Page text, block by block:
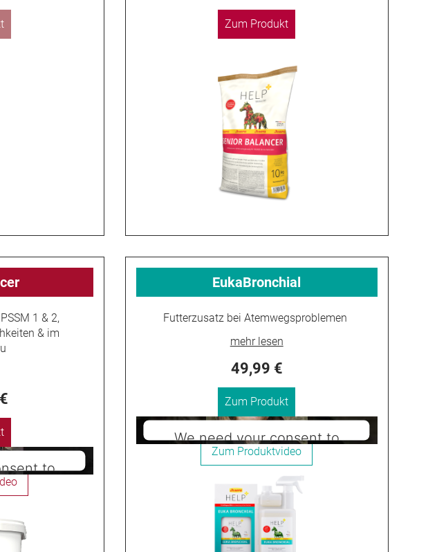
Zum Produkt
1 & 2,
& im
to
to load due
to the
to setup
EukaBronchial
Futterzusatz bei Atemwegsproblemen
49,99 €
Zum Produkt
We need your consent to
load the Youtube service!
This content is not permitted to load due
to trackers that are not disclosed to the
visitor. The website owner needs to setup
the site with their CMP to add this content
to the list of technologies used.